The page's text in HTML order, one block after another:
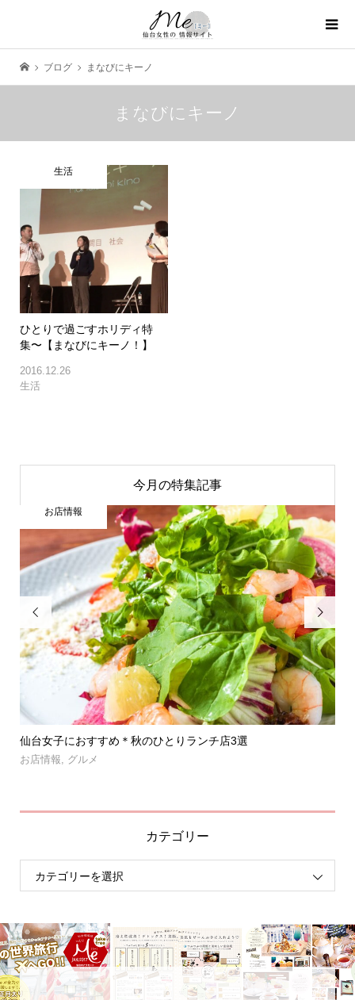
ブログ まなびにキーノ
まなびにキーノ
生活
ひとりで過ごすホリディ特
集〜【まなびにキーノ！】
2016.12.26
生活
今月の特集記事

仙台女子におすすめ＊秋のひとりランチ店3選
お店情報 グルメ
お店情報

カテゴリー